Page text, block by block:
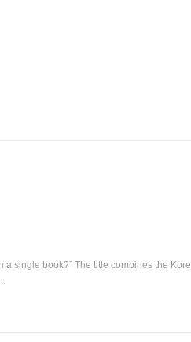
single book?” The title combines the Kore